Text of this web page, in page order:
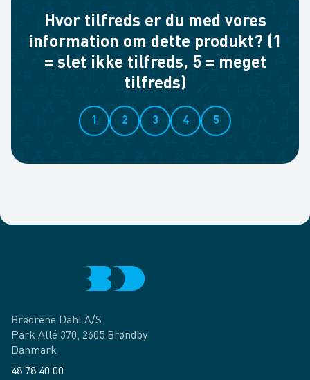
Hvor tilfreds er du med vores
information om dette produkt? (1
= slet ikke tilfreds, 5 = meget
tilfreds)
1 2 3 4 5
Brødrene Dahl A/S
Park Allé 370, 2605 Brøndby
Danmark
48 78 40 00